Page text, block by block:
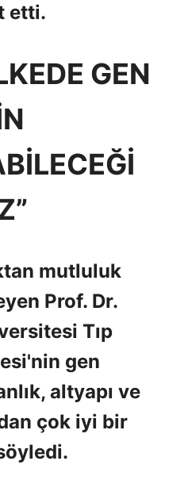
etti.
GEN
mutluluk
Prof. Dr.
Tıp
gen
altyapı ve
çok iyi bir